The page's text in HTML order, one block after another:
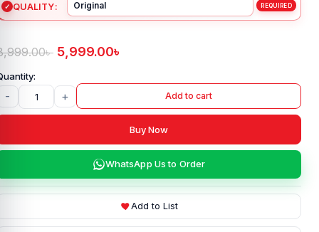
QUALITY
৳ 5,999.00৳
- + Add to cart
Buy Now
WhatsApp Us to Order
Add to List